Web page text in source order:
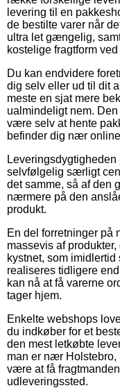
levering til en
de bestilte varer når
ultra let gængelig,
kostelige fragtform
Du kan endvidere
dig selv eller ud til dit
meste en sjat mere
ualmindeligt nem.
være selv at hente
befinder dig nær
selvfølgelig særligt
det samme, så af den
nærmere på den
produkt.
En del forretninger på
massevis af
kystnet, som
realiseres tidligere
kan nå at få varerne
tager hjem.
Enkelte webshops
du indkøber for et
den mest letkøbte
man er nær Holstebro,
være at få
udleveringssted.